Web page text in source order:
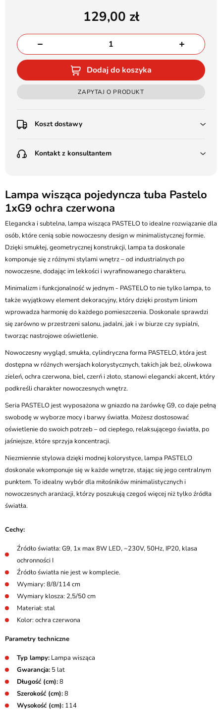
129,00
Dodaj do koszyka
ZAPYTAJ O PRODUKT
Koszt dostawy
Poczta Polska Kurier 48H - 11 zł
(od 1000 zł dla gabarytów, nie dotyczy produktów 3m)
Pobranie:
Poczta Polska Kurier 48H - 16 zł
Kurier GLS - 20 zł
Przesyłka Gabarytowa - 35 zł
Kontakt z konsultantem
Batalionów Chłopskich 12, 94-058 Łódź
506 336 320
kontakt@ledstyl.pl
Lampa wisząca pojedyncza tuba Pastelo
1xG9 ochra czerwona
Elegancka i subtelna, lampa wisząca PASTELO to idealne rozwiązanie dla
osób, które cenią sobie nowoczesny design w minimalistycznej formie.
Dzięki smukłej, geometrycznej konstrukcji, lampa ta doskonale
komponuje się z różnymi stylami wnętrz – od industrialnych po
nowoczesne, dodając im lekkości i wyrafinowanego charakteru.
Minimalizm i funkcjonalność w jednym - PASTELO to nie tylko lampa, to
także wyjątkowy element dekoracyjny, który dzięki prostym liniom
wprowadza harmonię do każdego pomieszczenia. Doskonale sprawdzi
się zarówno w przestrzeni salonu, jadalni, jak i w biurze czy sypialni,
tworząc nastrojowe oświetlenie.
Nowoczesny wygląd, smukła, cylindryczna forma PASTELO, która jest
dostępna w różnych wersjach kolorystycznych, takich jak beż, oliwkowa
zieleń, ochra czerwona, biel, czerń i złoto, stanowi elegancki akcent, który
podkreśli charakter nowoczesnych wnętrz.
Seria PASTELO jest wyposażona w gniazdo na żarówkę G9, co daje pełną
swobodę w wyborze mocy i barwy światła. Możesz dostosować
oświetlenie do swoich potrzeb – od ciepłego, relaksującego światła, po
jaśniejsze, które sprzyja koncentracji.
Niezmiennie stylowa dzięki modnej kolorystyce, lampa PASTELO
doskonale wkomponuje się w każde wnętrze, stając się jego centralnym
punktem. To idealny wybór dla miłośników minimalistycznych i
nowoczesnych aranżacji, którzy poszukują czegoś więcej niż tylko źródła
światła.
Cechy:
Źródło światła: G9, 1x max 8W LED, ~230V, 50Hz, IP20, klasa
ochronności I
Źródło światła nie jest w komplecie.
Wymiary: 8/8/114 cm
Wymiary klosza: 2,5/50 cm
Materiał: stal
Kolor: ochra czerwona
Parametry techniczne
Typ lampy: Lampa wisząca
Gwarancja: 5 lat
Długość (cm):8
Szerokość (cm):8
Wysokość (cm): 114